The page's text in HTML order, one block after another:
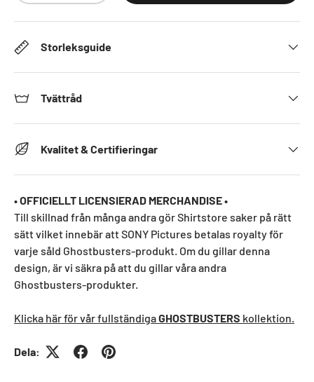
Storleksguide
Tvättråd
Kvalitet & Certifieringar
• OFFICIELLT LICENSIERAD MERCHANDISE •
Till skillnad från många andra gör Shirtstore saker på rätt
sätt vilket innebär att SONY Pictures betalas royalty för
varje såld Ghostbusters-produkt. Om du gillar denna
design, är vi säkra på att du gillar våra andra
Ghostbusters-produkter.
Klicka här för vår fullständigaGHOSTBUSTERS kollektion.
Dela: